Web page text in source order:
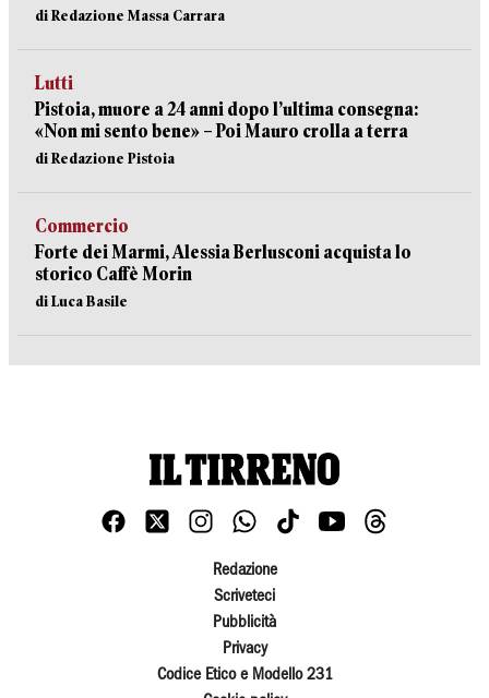
di Redazione Massa Carrara
Lutti
Pistoia, muore a 24 anni dopo l’ultima consegna:
«Non mi sento bene» – Poi Mauro crolla a terra
di Redazione Pistoia
Commercio
Forte dei Marmi, Alessia Berlusconi acquista lo
storico Caffè Morin
di Luca Basile
Redazione
Scriveteci
Pubblicità
Privacy
Codice Etico e Modello 231